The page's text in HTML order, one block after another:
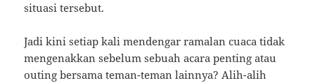
situasi tersebut.
Jadi kini setiap kali mendengar ramalan cuaca tidak
mengenakkan sebelum sebuah acara penting atau
outing bersama teman-teman lainnya? Alih-alih